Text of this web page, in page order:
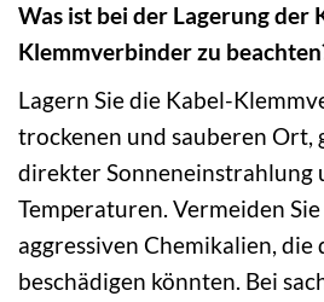
Was ist bei der Lagerung der
Klemmverbinder zu
Lagern Sie die Kabel-
trockenen und sauberen Ort,
direkter Sonneneinstrahlung
Temperaturen. Vermeiden
aggressiven Chemikalien, die
beschädigen könnten. Bei